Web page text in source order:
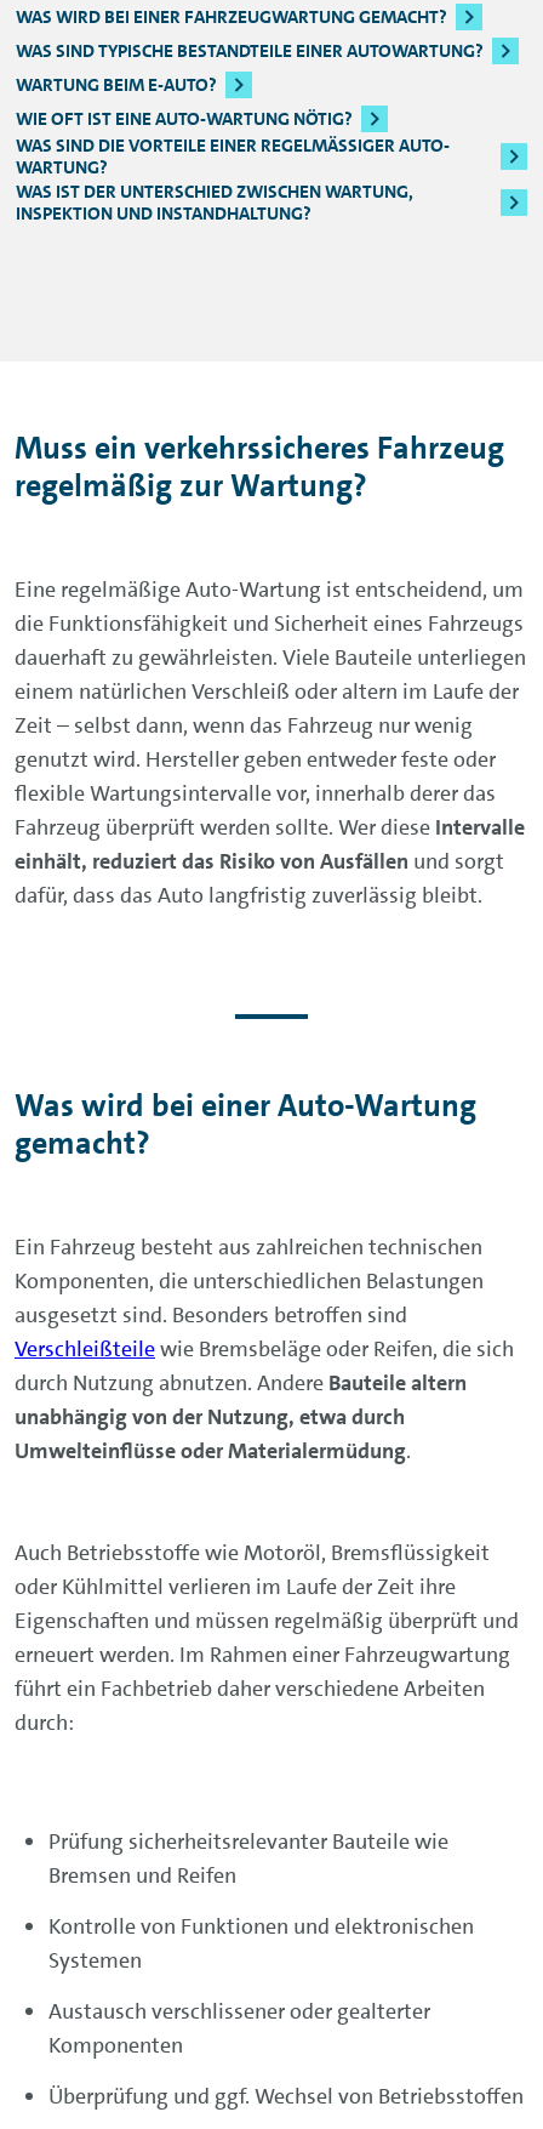
WAS WIRD BEI EINER FAHRZEUGWARTUNG GEMACHT?
WAS SIND TYPISCHE BESTANDTEILE EINER AUTOWARTUNG?
WARTUNG BEIM E-AUTO?
WIE OFT IST EINE AUTO-WARTUNG NÖTIG?
WAS SIND DIE VORTEILE EINER REGELMÄSSIGER AUTO-W
ARTUNG?
WAS IST DER UNTERSCHIED ZWISCHEN WARTUNG,
INSPEKTION UND INSTANDHALTUNG?
Muss ein verkehrssicheres Fahrzeug
regelmäßig zur Wartung?
Eine regelmäßige Auto-Wartung ist entscheidend, um
die Funktionsfähigkeit und Sicherheit eines Fahrzeugs
dauerhaft zu gewährleisten. Viele Bauteile unterliegen
einem natürlichen Verschleiß oder altern im Laufe der
Zeit – selbst dann, wenn das Fahrzeug nur wenig
genutzt wird. Hersteller geben entweder feste oder
flexible Wartungsintervalle vor, innerhalb derer das
Fahrzeug überprüft werden sollte. Wer diese Intervalle
einhält, reduziert das Risiko von Ausfällen und sorgt
dafür, dass das Auto langfristig zuverlässig bleibt.
Was wird bei einer Auto-Wartung
gemacht?
Ein Fahrzeug besteht aus zahlreichen technischen
Komponenten, die unterschiedlichen Belastungen
ausgesetzt sind. Besonders betroffen sind
Verschleißteilewie Bremsbeläge oder Reifen, die sich
durch Nutzung abnutzen. Andere Bauteile altern
unabhängig von der Nutzung, etwa durch
Umwelteinflüsse oder Materialermüdung.
Auch Betriebsstoffe wie Motoröl, Bremsflüssigkeit
oder Kühlmittel verlieren im Laufe der Zeit ihre
Eigenschaften und müssen regelmäßig überprüft und
erneuert werden. Im Rahmen einer Fahrzeugwartung
führt ein Fachbetrieb daher verschiedene Arbeiten
durch:
Prüfung sicherheitsrelevanter Bauteile wie
Bremsen und Reifen
Kontrolle von Funktionen und elektronischen
Systemen
Austausch verschlissener oder gealterter
Komponenten
Überprüfung und ggf. Wechsel von Betriebsstoffen